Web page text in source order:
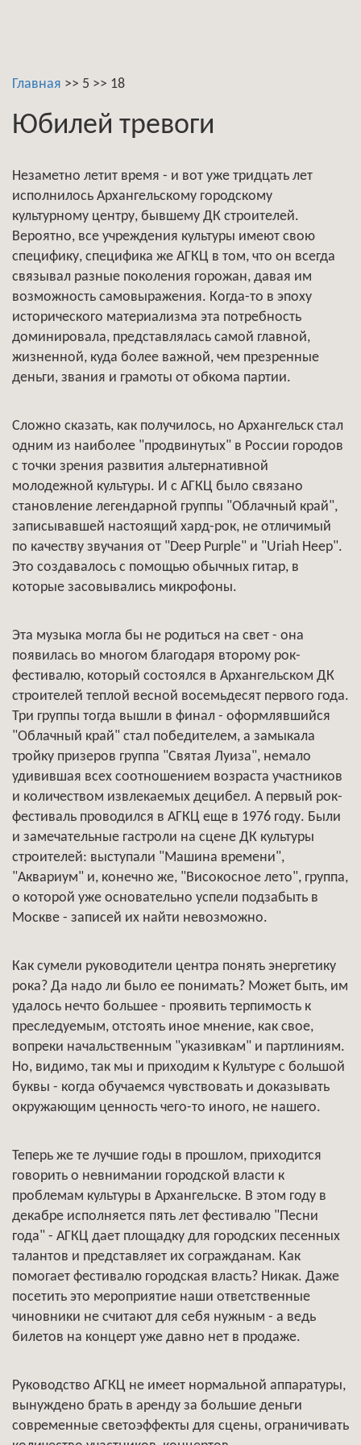
Главная >> 5 >> 18
Юбилей тревоги
Незаметно летит время - и вот уже тридцать лет
исполнилось Архангельскому городскому
культурному центру, бывшему ДК строителей.
Вероятно, все учреждения культуры имеют свою
специфику, специфика же АГКЦ в том, что он всегда
связывал разные поколения горожан, давая им
возможность самовыражения. Когда-то в эпоху
исторического материализма эта потребность
доминировала, представлялась самой главной,
жизненной, куда более важной, чем презренные
деньги, звания и грамоты от обкома партии.
Сложно сказать, как получилось, но Архангельск стал
одним из наиболее "продвинутых" в России городов
с точки зрения развития альтернативной
молодежной культуры. И с АГКЦ было связано
становление легендарной группы "Облачный край",
записывавшей настоящий хард-рок, не отличимый
по качеству звучания от "Deep Purple" и "Uriah Heep".
Это создавалось с помощью обычных гитар, в
которые засовывались микрофоны.
Эта музыка могла бы не родиться на свет - она
появилась во многом благодаря второму рок-
фестивалю, который состоялся в Архангельском ДК
строителей теплой весной восемьдесят первого года.
Три группы тогда вышли в финал - оформлявшийся
"Облачный край" стал победителем, а замыкала
тройку призеров группа "Святая Луиза", немало
удивившая всех соотношением возраста участников
и количеством извлекаемых децибел. А первый рок-
фестиваль проводился в АГКЦ еще в 1976 году. Были
и замечательные гастроли на сцене ДК культуры
строителей: выступали "Машина времени",
"Аквариум" и, конечно же, "Високосное лето", группа,
о которой уже основательно успели подзабыть в
Москве - записей их найти невозможно.
Как сумели руководители центра понять энергетику
рока? Да надо ли было ее понимать? Может быть, им
удалось нечто большее - проявить терпимость к
преследуемым, отстоять иное мнение, как свое,
вопреки начальственным "указивкам" и партлиниям.
Но, видимо, так мы и приходим к Культуре с большой
буквы - когда обучаемся чувствовать и доказывать
окружающим ценность чего-то иного, не нашего.
Теперь же те лучшие годы в прошлом, приходится
говорить о невнимании городской власти к
проблемам культуры в Архангельске. В этом году в
декабре исполняется пять лет фестивалю "Песни
года" - АГКЦ дает площадку для городских песенных
талантов и представляет их согражданам. Как
помогает фестивалю городская власть? Никак. Даже
посетить это мероприятие наши ответственные
чиновники не считают для себя нужным - а ведь
билетов на концерт уже давно нет в продаже.
Руководство АГКЦ не имеет нормальной аппаратуры,
вынуждено брать в аренду за большие деньги
современные светоэффекты для сцены, ограничивать